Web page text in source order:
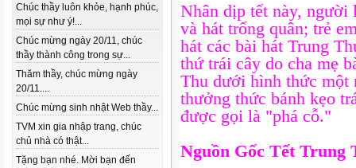
Chúc thầy luôn khỏe, hạnh phúc,
mọi sự như ý!...
Chúc mừng ngày 20/11, chúc
thầy thành công trong sự...
Thăm thầy, chúc mừng ngày
20/11....
Chúc mừng sinh nhật Web thầy...
TVM xin gia nhập trang, chúc
chủ nhà có thật...
Tặng bạn nhé. Mời bạn đến
Nhân dịp tết này,
và hát trống quân; trẻ
hát các bài hát Trung
thứ trái cây do cha mẹ
Thu dưới hình thức một
thưởng thức bánh kẹo
được gọi là "phá cỗ."
Nguồn Gốc Tết Trung